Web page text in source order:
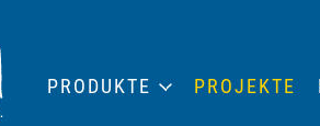
PRODUKTE PROJEKTE